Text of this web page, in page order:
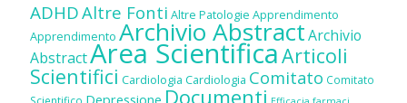
ADHDAltre Fonti Altre Patologie Apprendimento
Apprendimento Archivio AbstractArchivio
AbstractArea ScientificaArticoli
Scientifici Cardiologia Cardiologia Comitato Comitato
Documenti